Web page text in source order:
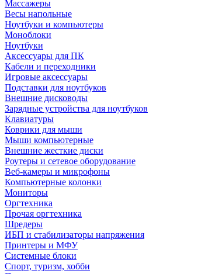
Массажеры
Весы напольные
Ноутбуки и компьютеры
Моноблоки
Ноутбуки
Аксессуары для ПК
Кабели и переходники
Игровые аксессуары
Подставки для ноутбуков
Внешние дисководы
Зарядные устройства для ноутбуков
Клавиатуры
Коврики для мыши
Мыши компьютерные
Внешние жесткие диски
Роутеры и сетевое оборудование
Веб-камеры и микрофоны
Компьютерные колонки
Мониторы
Оргтехника
Прочая оргтехника
Шредеры
ИБП и стабилизаторы напряжения
Принтеры и МФУ
Системные блоки
Спорт, туризм, хобби